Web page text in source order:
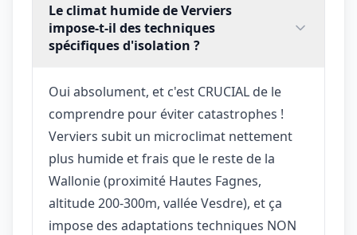
Le climat humide de Verviers
impose-t-il des techniques
spécifiques d'isolation ?
Oui absolument, et c'est CRUCIAL de le
comprendre pour éviter catastrophes !
Verviers subit un microclimat nettement
plus humide et frais que le reste de la
Wallonie (proximité Hautes Fagnes,
altitude 200-300m, vallée Vesdre), et ça
impose des adaptations techniques NON